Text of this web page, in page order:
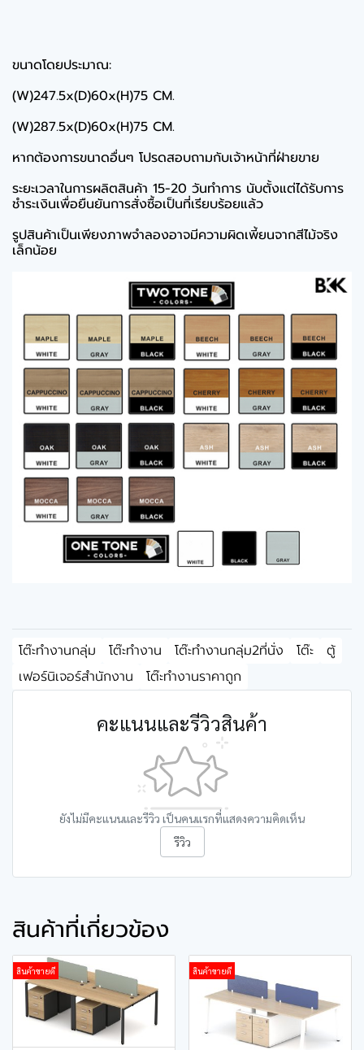
ขนาดโดยประมาณ:
(W)247.5x(D)60x(H)75 CM.
(W)287.5x(D)60x(H)75 CM.
หากต้องการขนาดอื่นๆ โปรดสอบถามกับเจ้าหน้าที่ฝ่ายขาย
ระยะเวลาในการผลิตสินค้า 15-20 วันทำการ นับตั้งแต่ได้รับการ
ชำระเงินเพื่อยืนยันการสั่งซื้อเป็นที่เรียบร้อยแล้ว
รูปสินค้าเป็นเพียงภาพจำลองอาจมีความผิดเพี้ยนจากสีไม้จริง
เล็กน้อย
โต๊ะทำงานกลุ่ม โต๊ะทำงาน โต๊ะทำงานกลุ่ม2ที่นั่ง โต๊ะ
ตู้
เฟอร์นิเจอร์สำนักงาน
โต๊ะทำงานราคาถูก
คะแนนและรีวิวสินค้า
ยังไม่มีคะแนนและรีวิว เป็นคนแรกที่แสดงความคิดเห็น
รีวิว
สินค้าที่เกี่ยวข้อง
สินค้าขายดี สินค้าขายดี